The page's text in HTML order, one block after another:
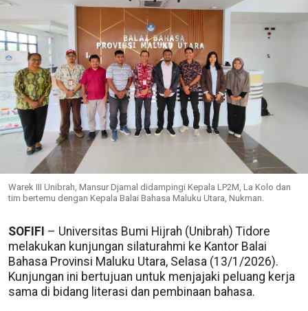
Warek III Unibrah, Mansur Djamal didampingi Kepala LP2M, La Kolo dan
tim bertemu dengan Kepala Balai Bahasa Maluku Utara, Nukman.
SOFIFI – Universitas Bumi Hijrah (Unibrah) Tidore
melakukan kunjungan silaturahmi ke Kantor Balai
Bahasa Provinsi Maluku Utara, Selasa (13/1/2026).
Kunjungan ini bertujuan untuk menjajaki peluang kerja
sama di bidang literasi dan pembinaan bahasa.